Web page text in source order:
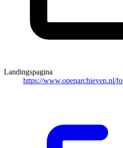
Landingspagina
https://www.openarchieven.nl/